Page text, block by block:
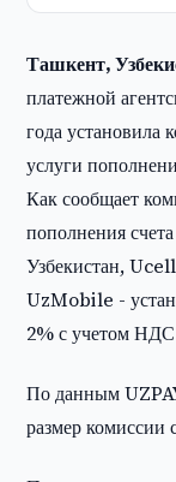
Ташкент,
платежной
года установила
услуги
Как сообщает
пополнения
Узбекистан,
UzMobile -
2% с учетом НДС
По данным
размер комиссии